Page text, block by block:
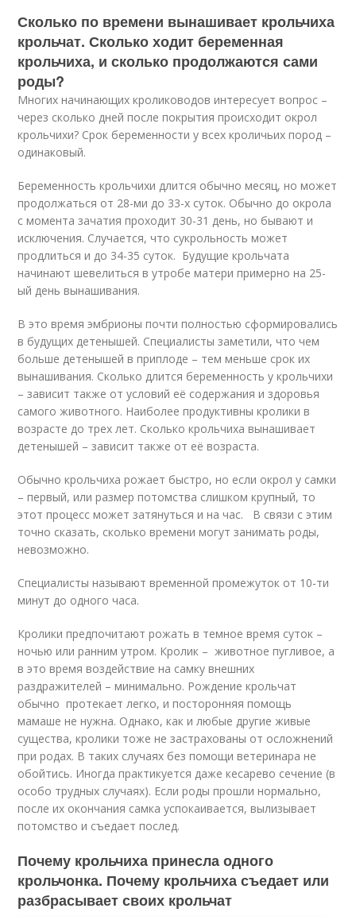
Сколько по времени вынашивает крольчиха
крольчат. Сколько ходит беременная
крольчиха, и сколько продолжаются сами
роды?
Многих начинающих кролиководов интересует вопрос –
через сколько дней после покрытия происходит окрол
крольчихи? Срок беременности у всех кроличьих пород –
одинаковый.
Беременность крольчихи длится обычно месяц, но может
продолжаться от 28-ми до 33-х суток. Обычно до окрола
с момента зачатия проходит 30-31 день, но бывают и
исключения. Случается, что сукрольность может
продлиться и до 34-35 суток. Будущие крольчата
начинают шевелиться в утробе матери примерно на 25-
ый день вынашивания.
В это время эмбрионы почти полностью сформировались
в будущих детенышей. Специалисты заметили, что чем
больше детенышей в приплоде – тем меньше срок их
вынашивания. Сколько длится беременность у крольчихи
– зависит также от условий её содержания и здоровья
самого животного. Наиболее продуктивны кролики в
возрасте до трех лет. Сколько крольчиха вынашивает
детенышей – зависит также от её возраста.
Обычно крольчиха рожает быстро, но если окрол у самки
– первый, или размер потомства слишком крупный, то
этот процесс может затянуться и на час. В связи с этим
точно сказать, сколько времени могут занимать роды,
невозможно.
Специалисты называют временной промежуток от 10-ти
минут до одного часа.
Кролики предпочитают рожать в темное время суток –
ночью или ранним утром. Кролик – животное пугливое, а
в это время воздействие на самку внешних
раздражителей – минимально. Рождение крольчат
обычно протекает легко, и посторонняя помощь
мамаше не нужна. Однако, как и любые другие живые
существа, кролики тоже не застрахованы от осложнений
при родах. В таких случаях без помощи ветеринара не
обойтись. Иногда практикуется даже кесарево сечение (в
особо трудных случаях). Если роды прошли нормально,
после их окончания самка успокаивается, вылизывает
потомство и съедает послед.
Почему крольчиха принесла одного
крольчонка. Почему крольчиха съедает или
разбрасывает своих крольчат